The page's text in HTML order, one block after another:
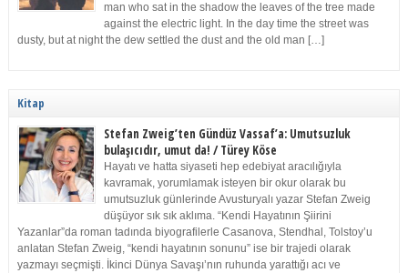
man who sat in the shadow the leaves of the tree made
against the electric light. In the day time the street was
dusty, but at night the dew settled the dust and the old man […]
Kitap
Stefan Zweig’ten Gündüz Vassaf’a: Umutsuzluk
bulaşıcıdır, umut da! / Türey Köse
Hayatı ve hatta siyaseti hep edebiyat aracılığıyla
kavramak, yorumlamak isteyen bir okur olarak bu
umutsuzluk günlerinde Avusturyalı yazar Stefan Zweig
düşüyor sık sık aklıma. “Kendi Hayatının Şiirini
Yazanlar”da roman tadında biyografilerle Casanova, Stendhal, Tolstoy’u
anlatan Stefan Zweig, “kendi hayatının sonunu” ise bir trajedi olarak
yazmayı seçmişti. İkinci Dünya Savaşı’nın ruhunda yarattığı acı ve